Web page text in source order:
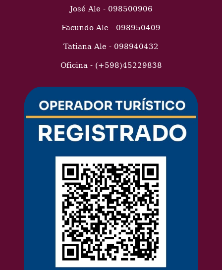
José Ale - 098500906
Facundo Ale - 098950409
Tatiana Ale - 098940432
Oficina - (+598)45229838